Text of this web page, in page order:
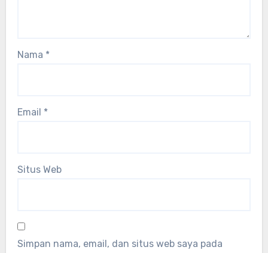
Nama *
Email *
Situs Web
Simpan nama, email, dan situs web saya pada